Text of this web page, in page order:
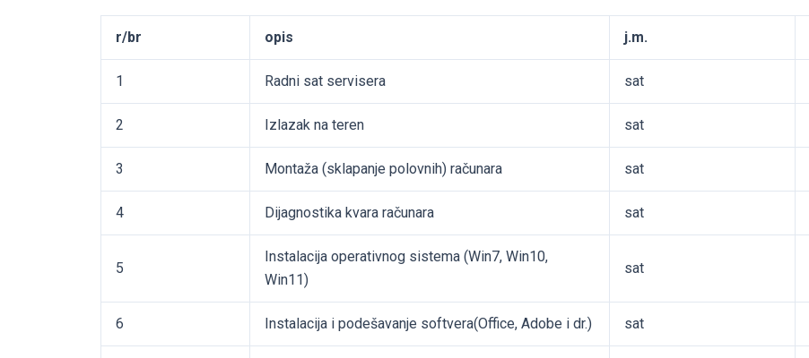
r/br opis j.m.
1 Radni sat servisera sat
2 Izlazak na teren sat
3 Montaža (sklapanje polovnih) računara sat
4 Dijagnostika kvara računara sat
5
Instalacija operativnog sistema (Win7, Win10,
Win11)
sat
6 Instalacija i podešavanje softvera(Office, Adobe i dr.) sat